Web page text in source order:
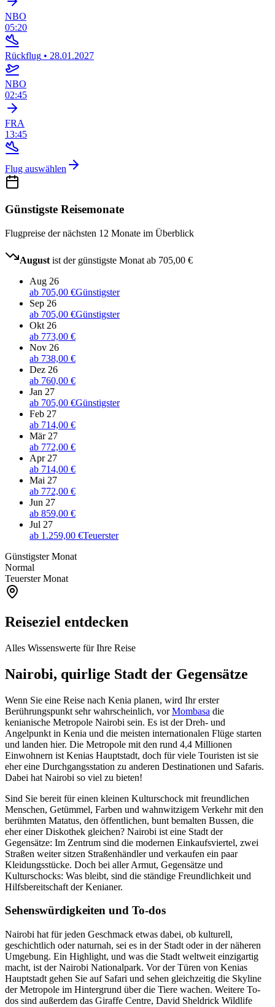
NBO
05:20
Rückflug • 28.01.2027
NBO
02:45
FRA
13:45
Flug auswählen
Günstigste Reisemonate
Flugpreise der nächsten 12 Monate im Überblick
August ist der günstigste Monat ab 705,00 €
Aug 26
ab 705,00 €Günstigster
Sep 26
ab 705,00 €Günstigster
Okt 26
ab 773,00 €
Nov 26
ab 738,00 €
Dez 26
ab 760,00 €
Jan 27
ab 705,00 €Günstigster
Feb 27
ab 714,00 €
Mär 27
ab 772,00 €
Apr 27
ab 714,00 €
Mai 27
ab 772,00 €
Jun 27
ab 859,00 €
Jul 27
ab 1.259,00 €Teuerster
Günstigster Monat
Normal
Teuerster Monat
Reiseziel entdecken
Alles Wissenswerte für Ihre Reise
Nairobi, quirlige Stadt der Gegensätze
Wenn Sie eine Reise nach Kenia planen, wird Ihr erster
Berührungspunkt sehr wahrscheinlich, vorMombasa die
kenianische Metropole Nairobi sein. Es ist der Dreh- und
Angelpunkt in Kenia und die meisten internationalen Flüge starten
und landen hier. Die Metropole mit den rund 4,4 Millionen
Einwohnern ist Kenias Hauptstadt, doch für viele Touristen ist sie
eher eine Durchgangsstation zu anderen Destinationen und Safaris.
Dabei hat Nairobi so viel zu bieten!
Sind Sie bereit für einen kleinen Kulturschock mit freundlichen
Menschen, Getümmel, Farben und wahnwitzigem Verkehr mit den
berühmten Matatus, den öffentlichen, bunt bemalten Bussen, die
eher einer Diskothek gleichen? Nairobi ist eine Stadt der
Gegensätze: Im Zentrum sind die modernen Einkaufsviertel, zwei
Straßen weiter sitzen Straßenhändler und verkaufen ein paar
Kleidungsstücke. Doch bei aller Armut, Gegensätze und
Kulturschocks: Was bleibt, sind die ständige Freundlichkeit und
Hilfsbereitschaft der Kenianer.
Sehenswürdigkeiten und To-dos
Nairobi hat für jeden Geschmack etwas dabei, ob kulturell,
geschichtlich oder naturnah, sei es in der Stadt oder in der näheren
Umgebung. Ein Highlight, und was die Stadt weltweit einzigartig
macht, ist der Nairobi Nationalpark. Vor der Türen von Kenias
Hauptstadt gehen Sie auf Safari und sehen gleichzeitig die Skyline
der Metropole im Hintergrund über die Tiere wachen. Weitere To-
dos sind außerdem das Giraffe Centre, David Sheldrick Wildlife